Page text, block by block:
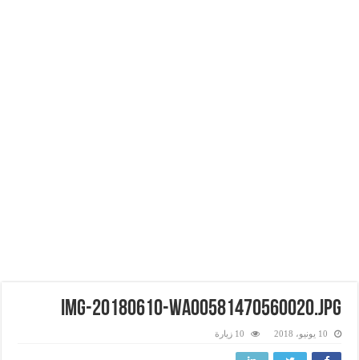
img-20180610-wa00581470560020.jpg
10 يونيو، 2018 10 زيارة